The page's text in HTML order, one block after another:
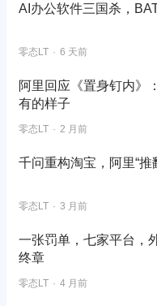
AI办公软件三国杀，
零态LT 6 天前
阿里回应《置身钉内》
有的样子
零态LT 2 月前
千问重构淘宝，阿里“推
零态LT 3 月前
一张罚单，七家平台，
终章
零态LT 4 月前